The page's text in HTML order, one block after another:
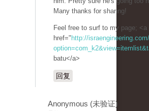
Many thanks for sharing!
Feel free to surf to my рagе; <a
href=" http://
batu</a>
回复
Anonymous (未验证)